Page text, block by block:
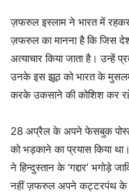
ज़फरुल इस्लाम ने भारत में रहकर
ज़फरुल का मानना है कि जिस
अत्याचार किया जाता है। उन्हें
उनके इस झूठ को भारत के
करके उकसाने की कोशिश कर
28 अप्रैल के अपने फेसबुक
को भड़काने का प्रयास किया
ने हिन्दुस्तान के ‘गद्दार’ भगोड़े
नहीं ज़फरुल अपने कट्टरपंथ के